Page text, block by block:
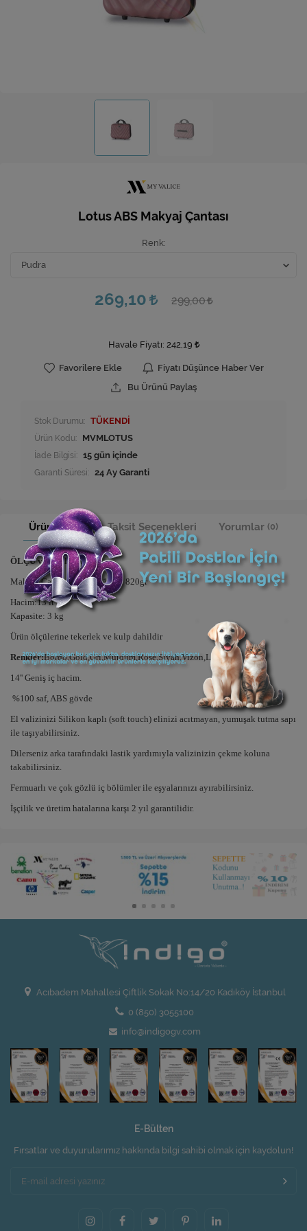
Ev Hediyeleri
Lotus ABS Makyaj Çantası
Renk
269,10 299,00
Havale Fiyatı: 242,19
Favorilere Ekle
Fiyatı Düşünce Haber Ver
Bu Ürünü Paylaş
Stok Durumu: TÜKENDİ
Ürün Kodu: MVMLOTUS
İade Bilgisi:
Garanti Süresi: 24 Ay Garanti
Ürün Bilgisi Taksit Seçenekleri Yorumlar (0)
ÖLÇÜ ve AĞIRLIK
Makyaj Çantası: 25x30x18cm 820gr
Hacim:13 lt
Kapasite: 3 kg
Ürün ölçülerine tekerlek ve kulp dahildir
Renkler:Bordo,Gold,Gri,Mürdüm,Rose,Siyah,Vizon,Lacivert
14'' Geniş iç hacim.
%100 saf, ABS gövde
El valizinizi Silikon kaplı (soft touch) elinizi acıtmayan, yumuşak tutma sapı
ile taşıyabilirsiniz.
Dilerseniz arka tarafındaki lastik yardımıyla valizinizin çekme koluna
takabilirsiniz.
Fermuarlı ve çok gözlü iç bölümler ile eşyalarınızı ayırabilirsiniz.
İşçilik ve üretim hatalarına karşı 2 yıl garantilidir.
Acıbadem Mahallesi Çiftlik Sokak No:14/20 Kadıköy İstanbul
0 (850) 3055100
info@indigogv.com
E-Bülten
Fırsatlar ve duyurularımız hakkında bilgi sahibi olmak için kaydolun!